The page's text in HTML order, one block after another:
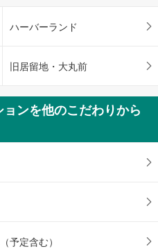
ハーバーランド
旧居留地・大丸前
ンを他のこだわりから
予定含む）